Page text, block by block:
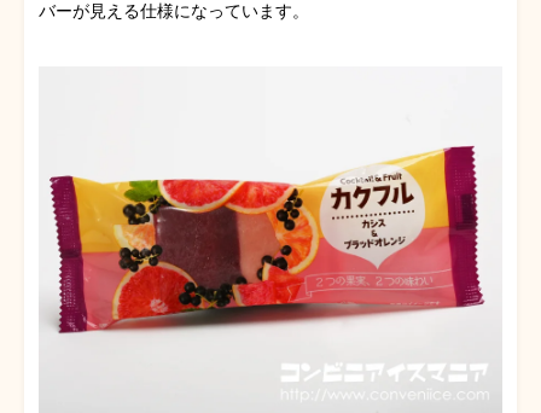
バーが見える仕様になっています。